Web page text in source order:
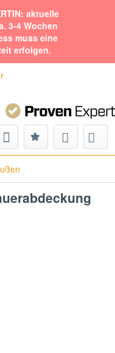
aktuelle
3-4 Wochen
muss eine
erfolgen.